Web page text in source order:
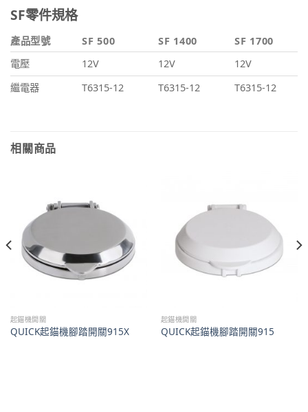
SF零件規格
產品型號 SF 500 SF 1400
SF 1700
電壓
12V 12V
12V
繼電器
T6315-12 T6315-12 T6315-12
相關商品
起錨機開關
QUICK起錨機腳踏開關915X
起錨機開關
QUICK起錨機腳踏開關915